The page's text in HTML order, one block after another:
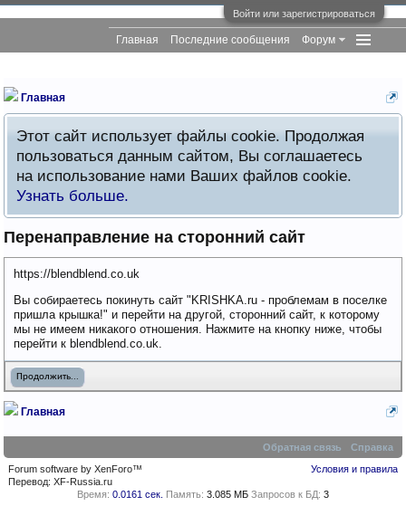
Войти или зарегистрироваться
Главная
Этот сайт использует файлы cookie. Продолжая
пользоваться данным сайтом, Вы соглашаетесь
на использование нами Ваших файлов cookie.
Узнать больше.
Перенаправление на сторонний сайт
https://blendblend.co.uk
Вы собираетесь покинуть сайт "KRISHKA.ru - проблемам в поселке
пришла крышка!" и перейти на другой, сторонний сайт, к которому
мы не имеем никакого отношения. Нажмите на кнопку ниже, чтобы
перейти к blendblend.co.uk.
Продолжить...
Главная
Главная Последние сообщения Форум
Обратная связь
Справка
Условия и правила
Forum software by XenForo™
Перевод:XF-Russia.ru
Время: 0.0161 сек. Память: 3.085 МБ Запросов к БД: 3